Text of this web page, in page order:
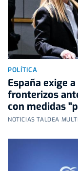
POLÍTICA
España exige
fronterizos
con medidas
NOTICIAS TALDEA